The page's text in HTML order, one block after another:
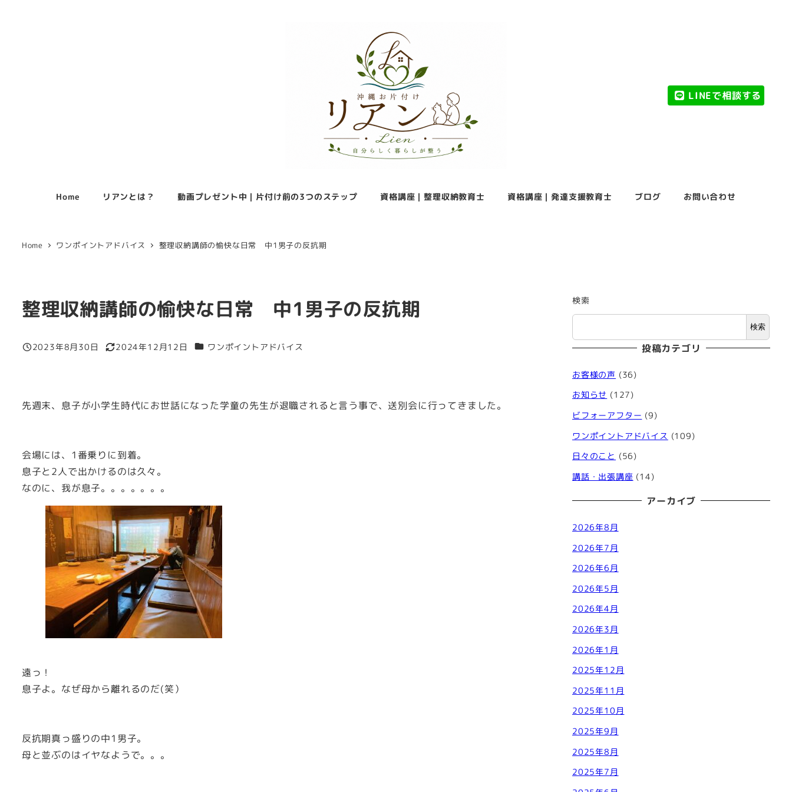
LINEで相談する
Home リアンとは？ 動画プレゼント中｜片付け前の3つのステップ 資格講座｜整理収納教育士 資格講座｜発達支援教育士 ブログ お問い合わせ
Home ワンポイントアドバイス 整理収納講師の愉快な日常 中1男子の反抗期
整理収納講師の愉快な日常 中1男子の反抗期
投稿日
2023年8月30日
更新日
2024年12月12日 カテゴリー
ワンポイントアドバイス
先週末、息子が小学生時代にお世話になった学童の先生が退職されると言う事で、送別会に行ってきました。
会場には、1番乗りに到着。
息子と2人で出かけるのは久々。
なのに、我が息子。。。。。。。
遠っ！
息子よ。なぜ母から離れるのだ(笑）
反抗期真っ盛りの中1男子。
母と並ぶのはイヤなようで。。。
検索
検索
投稿カテゴリ
お客様の声 (36)
お知らせ (127)
ビフォーアフター (9)
ワンポイントアドバイス (109)
日々のこと (56)
講話・出張講座 (14)
アーカイブ
2026年8月
2026年7月
2026年6月
2026年5月
2026年4月
2026年3月
2026年1月
2025年12月
2025年11月
2025年10月
2025年9月
2025年8月
2025年7月